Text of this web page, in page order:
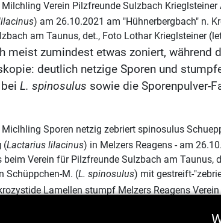
) am 26.10.2021 am "Hühnerbergbach" n.
am Taunus, det., Foto Lothar Krieglsteiner
meist zumindest etwas zoniert, während
deutlich netzige Sporen und
L. spinosulus sowie die Sporenpulver-
(Lactarius lilacinus) in Melzers Reagens - am
Verein für Pilzfreunde Sulzbach am
Schüppchen-M. (L. spinosulus) mit gestreift-
beim Verein für Pilzfreunde